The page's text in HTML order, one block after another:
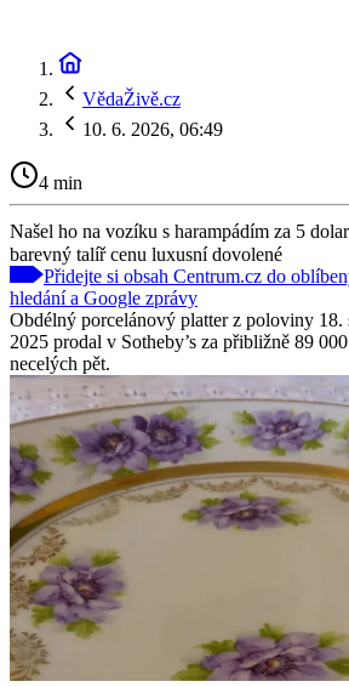
VědaŽivě.cz
10. 6. 2026, 06:49
4 min
Našel ho na vozíku s harampádím za 5
barevný talíř cenu luxusní dovolené
Přidejte si obsah Centrum.cz do
hledání a Google zprávy
Obdélný porcelánový platter z poloviny 18.
2025 prodal v Sotheby’s za přibližně 89
necelých pět.